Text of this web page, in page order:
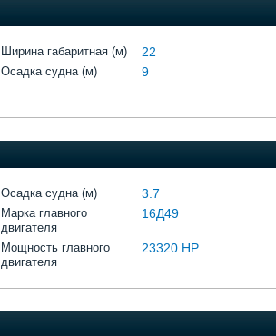
Ширина габаритная (м) 22
Осадка судна (м) 9
Осадка судна (м) 3.7
Марка главного
двигателя
16Д49
Мощность главного
двигателя
23320 HP